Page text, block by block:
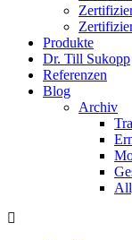
Produkte
Dr. Till Sukopp
Referenzen
Blog
Archiv